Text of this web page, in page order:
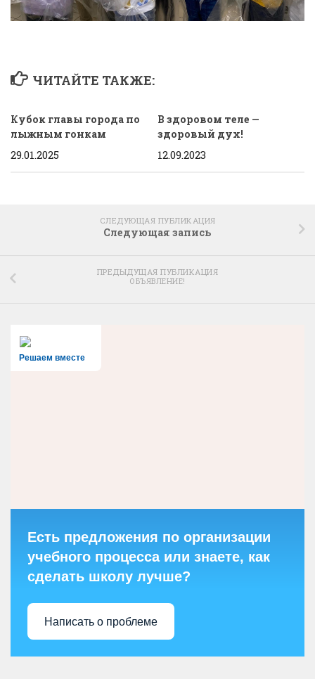
ЧИТАЙТЕ ТАКЖЕ:
Кубок главы города по
лыжным гонкам
29.01.2025
В здоровом теле —
здоровый дух!
12.09.2023
СЛЕДУЮЩАЯ ПУБЛИКАЦИЯ
Следующая запись
ПРЕДЫДУЩАЯ ПУБЛИКАЦИЯ
ОБЪЯВЛЕНИЕ!
Решаем вместе
Есть предложения по организации
учебного процесса или знаете, как
сделать школу лучше?
Написать о проблеме